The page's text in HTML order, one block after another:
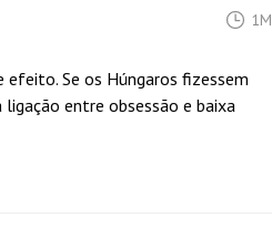
1M
efeito. Se os Húngaros fizessem
entre obsessão e baixa